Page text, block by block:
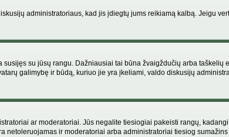
administratoriaus, kad jis įdiegtų jums reikiamą kalbą. Jeigu
su jūsų rangu. Dažniausiai tai būna žvaigždučių arba taškelių
galimybę ir būdą, kuriuo jie yra įkeliami, valdo diskusijų
ar moderatoriai. Jūs negalite tiesiogiai pakeisti rangų,
ir moderatoriai arba administratoriai tiesiog